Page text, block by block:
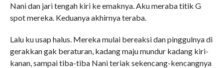
Nani dan jari tengah kiri ke emaknya. Aku meraba titik G
spot mereka. Keduanya akhirnya teraba.
Lalu ku usap halus. Mereka mulai bereaksi dan pinggulnya di
gerakkan gak beraturan, kadang maju mundur kadang kiri-
kanan, sampai tiba-tiba Nani teriak sekencang-kencangnya